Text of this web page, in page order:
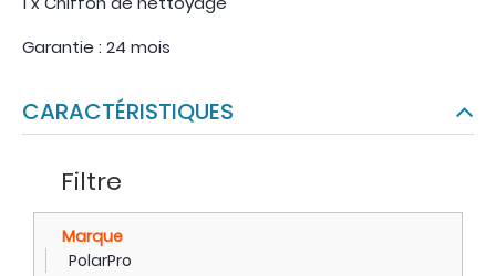
Garantie : 24 mois
CARACTÉRISTIQUES
Filtre
Marque
PolarPro